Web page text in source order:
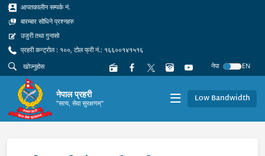
आपतकालीन सम्पर्क नं.
बारम्बार सोधिने प्रश्नहरु
उजुरी तथा गुनासो
प्रहरी कन्ट्रोल : १००, टोल फ्री नं.: १६६००१४१५१६
नेपा
EN
नेपाल प्रहरी
"सत्य, सेवा सुरक्षणम्" Low Bandwidth